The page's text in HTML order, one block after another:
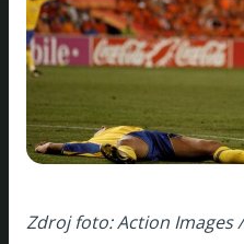
Zdroj foto: Action Images